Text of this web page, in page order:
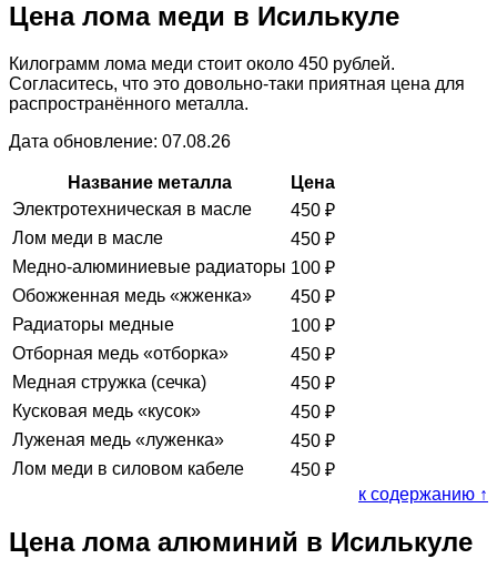
Цена лома меди в Исилькуле
Килограмм лома меди стоит около 450 рублей.
Согласитесь, что это довольно-таки приятная цена для
распространённого металла.
Дата обновление: 07.08.26
Название металла
Цена
Электротехническая в масле
450 ₽
Лом меди в масле
450 ₽
Медно-алюминиевые радиаторы 100 ₽
Обожженная медь «жженка»
450 ₽
Радиаторы медные
100 ₽
Отборная медь «отборка»
450 ₽
Медная стружка (сечка)
450 ₽
Кусковая медь «кусок»
450 ₽
Луженая медь «луженка»
450 ₽
Лом меди в силовом кабеле
450 ₽
к содержанию ↑
Цена лома алюминий в Исилькуле